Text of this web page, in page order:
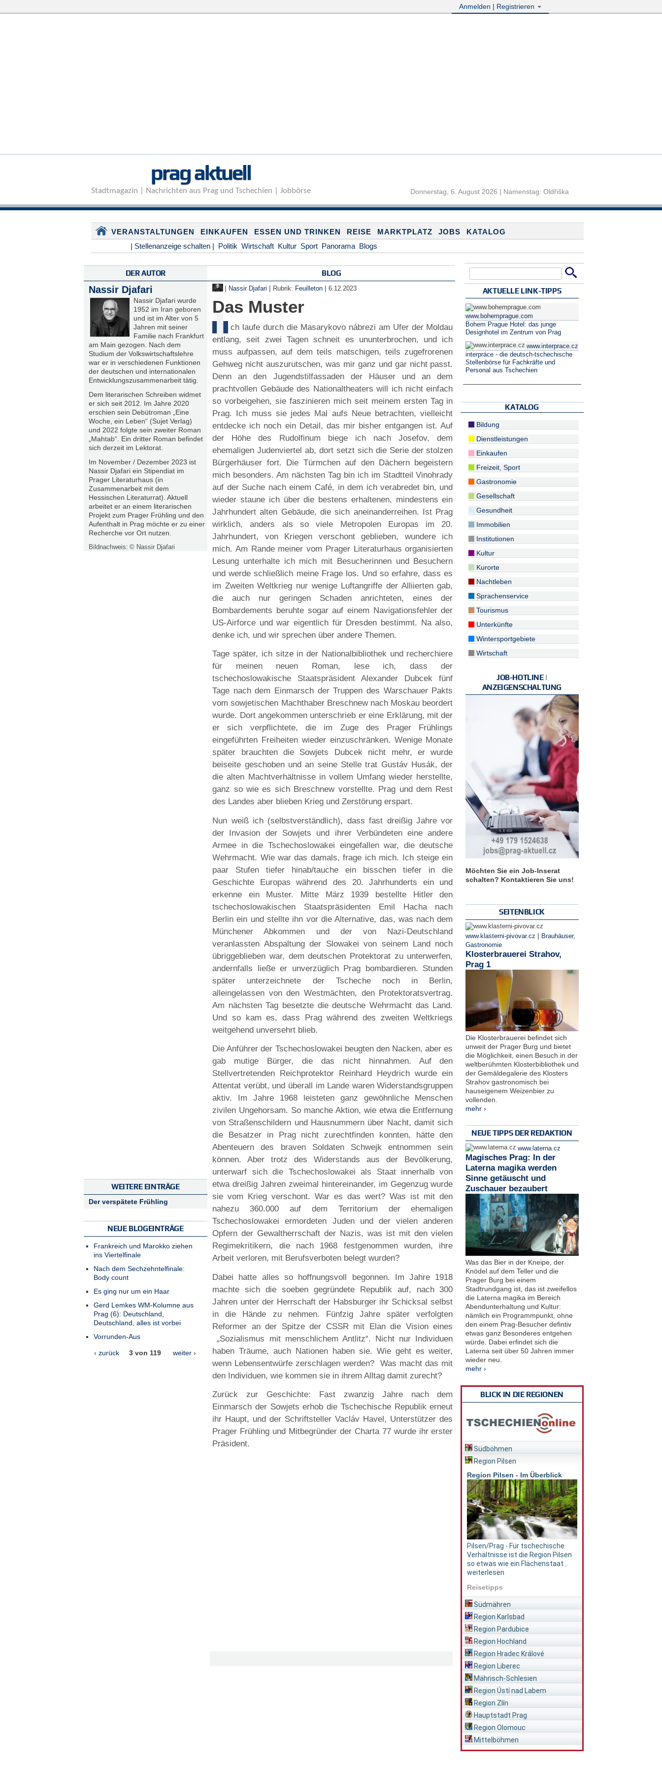
Anmelden | Registrieren
prag aktuell
Stadtmagazin | Nachrichten aus Prag und Tschechien | Jobbörse Donnerstag, 6. August 2026 | Namenstag: Oldřiška
VERANSTALTUNGEN EINKAUFEN ESSEN UND TRINKEN REISE MARKTPLATZ JOBS
KATALOG
| Stellenanzeige schalten | Politik Wirtschaft Kultur Sport Panorama Blogs
DER AUTOR
Nassir Djafari
Nassir Djafari wurde
1952 im Iran geboren
und ist im Alter von 5
Jahren mit seiner
Familie nach Frankfurt
am Main gezogen. Nach dem
Studium der Volkswirtschaftslehre
war er in verschiedenen Funktionen
der deutschen und internationalen
Entwicklungszusammenarbeit tätig.
Dem literarischen Schreiben widmet
er sich seit 2012. Im Jahre 2020
erschien sein Debütroman „Eine
Woche, ein Leben“ (Sujet Verlag)
und 2022 folgte sein zweiter Roman
„Mahtab“. Ein dritter Roman befindet
sich derzeit im Lektorat.
Im November / Dezember 2023 ist
Nassir Djafari ein Stipendiat im
Prager Literaturhaus (in
Zusammenarbeit mit dem
Hessischen Literaturrat). Aktuell
arbeitet er an einem literarischen
Projekt zum Prager Frühling und den
Aufenthalt in Prag möchte er zu einer
Recherche vor Ort nutzen.
Bildnachweis: © Nassir Djafari
WEITERE EINTRÄGE
Der verspätete Frühling
NEUE BLOGEINTRÄGE
Frankreich und Marokko ziehen
ins Viertelfinale
Nach dem Sechzehntelfinale:
Body count
Es ging nur um ein Haar
Gerd Lemkes WM-Kolumne aus
Prag (6): Deutschland,
Deutschland, alles ist vorbei
Vorrunden-Aus
‹ zurück 3 von 119 weiter ›
BLOG
| Nassir Djafari | Rubrik: Feuilleton |6.12.2023
Das Muster
I ch laufe durch die Masarykovo nábrezi am Ufer der Moldau
entlang, seit zwei Tagen schneit es ununterbrochen, und ich
muss aufpassen, auf dem teils matschigen, teils zugefrorenen
Gehweg nicht auszurutschen, was mir ganz und gar nicht passt.
Denn an den Jugendstilfassaden der Häuser und an dem
prachtvollen Gebäude des Nationaltheaters will ich nicht einfach
so vorbeigehen, sie faszinieren mich seit meinem ersten Tag in
Prag. Ich muss sie jedes Mal aufs Neue betrachten, vielleicht
entdecke ich noch ein Detail, das mir bisher entgangen ist. Auf
der Höhe des Rudolfinum biege ich nach Josefov, dem
ehemaligen Judenviertel ab, dort setzt sich die Serie der stolzen
Bürgerhäuser fort. Die Türmchen auf den Dächern begeistern
mich besonders. Am nächsten Tag bin ich im Stadtteil Vinohrady
auf der Suche nach einem Café, in dem ich verabredet bin, und
wieder staune ich über die bestens erhaltenen, mindestens ein
Jahrhundert alten Gebäude, die sich aneinanderreihen. Ist Prag
wirklich, anders als so viele Metropolen Europas im 20.
Jahrhundert, von Kriegen verschont geblieben, wundere ich
mich. Am Rande meiner vom Prager Literaturhaus organisierten
Lesung unterhalte ich mich mit Besucherinnen und Besuchern
und werde schließlich meine Frage los. Und so erfahre, dass es
im Zweiten Weltkrieg nur wenige Luftangriffe der Alliierten gab,
die auch nur geringen Schaden anrichteten, eines der
Bombardements beruhte sogar auf einem Navigationsfehler der
US-Airforce und war eigentlich für Dresden bestimmt. Na also,
denke ich, und wir sprechen über andere Themen.
Tage später, ich sitze in der Nationalbibliothek und recherchiere
für meinen neuen Roman, lese ich, dass der
tschechoslowakische Staatspräsident Alexander Dubcek fünf
Tage nach dem Einmarsch der Truppen des Warschauer Pakts
vom sowjetischen Machthaber Breschnew nach Moskau beordert
wurde. Dort angekommen unterschrieb er eine Erklärung, mit der
er sich verpflichtete, die im Zuge des Prager Frühlings
eingeführten Freiheiten wieder einzuschränken. Wenige Monate
später brauchten die Sowjets Dubcek nicht mehr, er wurde
beiseite geschoben und an seine Stelle trat Gustáv Husák, der
die alten Machtverhältnisse in vollem Umfang wieder herstellte,
ganz so wie es sich Breschnew vorstellte. Prag und dem Rest
des Landes aber blieben Krieg und Zerstörung erspart.
Nun weiß ich (selbstverständlich), dass fast dreißig Jahre vor
der Invasion der Sowjets und ihrer Verbündeten eine andere
Armee in die Tschechoslowakei eingefallen war, die deutsche
Wehrmacht. Wie war das damals, frage ich mich. Ich steige ein
paar Stufen tiefer hinab/tauche ein bisschen tiefer in die
Geschichte Europas während des 20. Jahrhunderts ein und
erkenne ein Muster. Mitte März 1939 bestellte Hitler den
tschechoslowakischen Staatspräsidenten Emil Hacha nach
Berlin ein und stellte ihn vor die Alternative, das, was nach dem
Münchener Abkommen und der von Nazi-Deutschland
veranlassten Abspaltung der Slowakei von seinem Land noch
übriggeblieben war, dem deutschen Protektorat zu unterwerfen,
andernfalls ließe er unverzüglich Prag bombardieren. Stunden
später unterzeichnete der Tscheche noch in Berlin,
alleingelassen von den Westmächten, den Protektoratsvertrag.
Am nächsten Tag besetzte die deutsche Wehrmacht das Land.
Und so kam es, dass Prag während des zweiten Weltkriegs
weitgehend unversehrt blieb.
Die Anführer der Tschechoslowakei beugten den Nacken, aber es
gab mutige Bürger, die das nicht hinnahmen. Auf den
Stellvertretenden Reichprotektor Reinhard Heydrich wurde ein
Attentat verübt, und überall im Lande waren Widerstandsgruppen
aktiv. Im Jahre 1968 leisteten ganz gewöhnliche Menschen
zivilen Ungehorsam. So manche Aktion, wie etwa die Entfernung
von Straßenschildern und Hausnummern über Nacht, damit sich
die Besatzer in Prag nicht zurechtfinden konnten, hätte den
Abenteuern des braven Soldaten Schwejk entnommen sein
können. Aber trotz des Widerstands aus der Bevölkerung,
unterwarf sich die Tschechoslowakei als Staat innerhalb von
etwa dreißig Jahren zweimal hintereinander, im Gegenzug wurde
sie vom Krieg verschont. War es das wert? Was ist mit den
nahezu 360.000 auf dem Territorium der ehemaligen
Tschechoslowakei ermordeten Juden und der vielen anderen
Opfern der Gewaltherrschaft der Nazis, was ist mit den vielen
Regimekritikern, die nach 1968 festgenommen wurden, ihre
Arbeit verloren, mit Berufsverboten belegt wurden?
Dabei hatte alles so hoffnungsvoll begonnen. Im Jahre 1918
machte sich die soeben gegründete Republik auf, nach 300
Jahren unter der Herrschaft der Habsburger ihr Schicksal selbst
in die Hände zu nehmen. Fünfzig Jahre später verfolgten
Reformer an der Spitze der CSSR mit Elan die Vision eines
„Sozialismus mit menschlichem Antlitz“. Nicht nur Individuen
haben Träume, auch Nationen haben sie. Wie geht es weiter,
wenn Lebensentwürfe zerschlagen werden? Was macht das mit
den Individuen, wie kommen sie in ihrem Alltag damit zurecht?
Zurück zur Geschichte: Fast zwanzig Jahre nach dem
Einmarsch der Sowjets erhob die Tschechische Republik erneut
ihr Haupt, und der Schriftsteller Vacláv Havel, Unterstützer des
Prager Frühling und Mitbegründer der Charta 77 wurde ihr erster
Präsident.
AKTUELLE LINK-TIPPS
www.bohemprague.com
Bohem Prague Hotel: das junge
Designhotel im Zentrum von Prag
www.interprace.cz
interpráce - die deutsch-tschechische
Stellenbörse für Fachkräfte und
Personal aus Tschechien
KATALOG
Bildung
Dienstleistungen
Einkaufen
Freizeit, Sport
Gastronomie
Gesellschaft
Gesundheit
Immobilien
Institutionen
Kultur
Kurorte
Nachtleben
Sprachenservice
Tourismus
Unterkünfte
Wintersportgebiete
Wirtschaft
JOB-HOTLINE |
ANZEIGENSCHALTUNG
Möchten Sie ein Job-Inserat
schalten? Kontaktieren Sie uns!
SEITENBLICK
www.klasterni-pivovar.cz | Brauhäuser,
Gastronomie
Klosterbrauerei Strahov,
Prag 1
Die Klosterbrauerei befindet sich
unweit der Prager Burg und bietet
die Möglichkeit, einen Besuch in der
weltberühmten Klosterbibliothek und
der Gemäldegalerie des Klosters
Strahov gastronomisch bei
hauseigenem Weizenbier zu
vollenden.
mehr ›
NEUE TIPPS DER REDAKTION
www.laterna.cz
Magisches Prag: In der
Laterna magika werden
Sinne getäuscht und
Zuschauer bezaubert
Was das Bier in der Kneipe, der
Knödel auf dem Teller und die
Prager Burg bei einem
Stadtrundgang ist, das ist zweifellos
die Laterna magika im Bereich
Abendunterhaltung und Kultur:
nämlich ein Programmpunkt, ohne
den einem Prag-Besucher defintiv
etwas ganz Besonderes entgehen
würde. Dabei erfindet sich die
Laterna seit über 50 Jahren immer
wieder neu.
mehr ›
BLICK IN DIE REGIONEN
Südböhmen
Region Pilsen
Region Pilsen - Im Überblick
Pilsen/Prag - Für tschechische
Verhältnisse ist die Region Pilsen
so etwas wie ein Flächenstaat...
weiterlesen
Reisetipps
Südmähren
Region Karlsbad
Region Pardubice
Region Hochland
Region Hradec Králové
Region Liberec
Mährisch-Schlesien
Region Ústí nad Labem
Region Zlín
Hauptstadt Prag
Region Olomouc
Mittelböhmen